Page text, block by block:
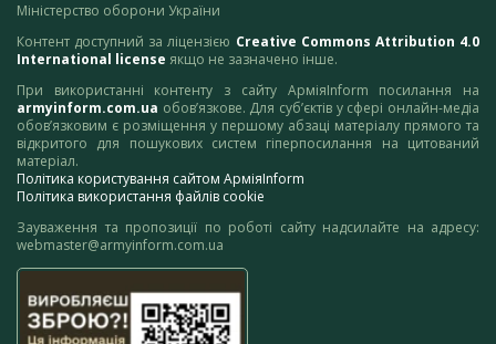
Міністерство оборони України
Контент доступний за ліцензією Creative Commons Attribution 4.0
International license якщо не зазначено інше.
При використанні контенту з сайту АрміяInform посилання на
armyinform.com.ua обов’язкове. Для суб’єктів у сфері онлайн-медіа
обов’язковим є розміщення у першому абзаці матеріалу прямого та
відкритого для пошукових систем гіперпосилання на цитований
матеріал.
Політика користування сайтом АрміяInform
Політика використання файлів cookie
Зауваження та пропозиції по роботі сайту надсилайте на адресу:
webmaster@armyinform.com.ua